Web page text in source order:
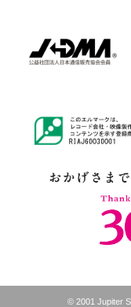
© 2001 Jupiter